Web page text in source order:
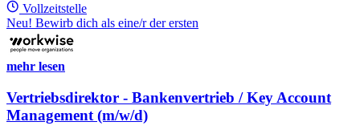
Vollzeitstelle
Neu! Bewirb dich als eine/r der ersten
mehr lesen
Vertriebsdirektor - Bankenvertrieb / Key Account
Management (m/w/d)